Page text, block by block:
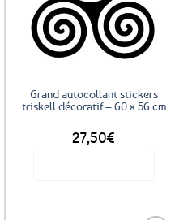
Ajouter
aux
favoris
Grand autocollant stickers
triskell décoratif – 60 x 56 cm
27,50€